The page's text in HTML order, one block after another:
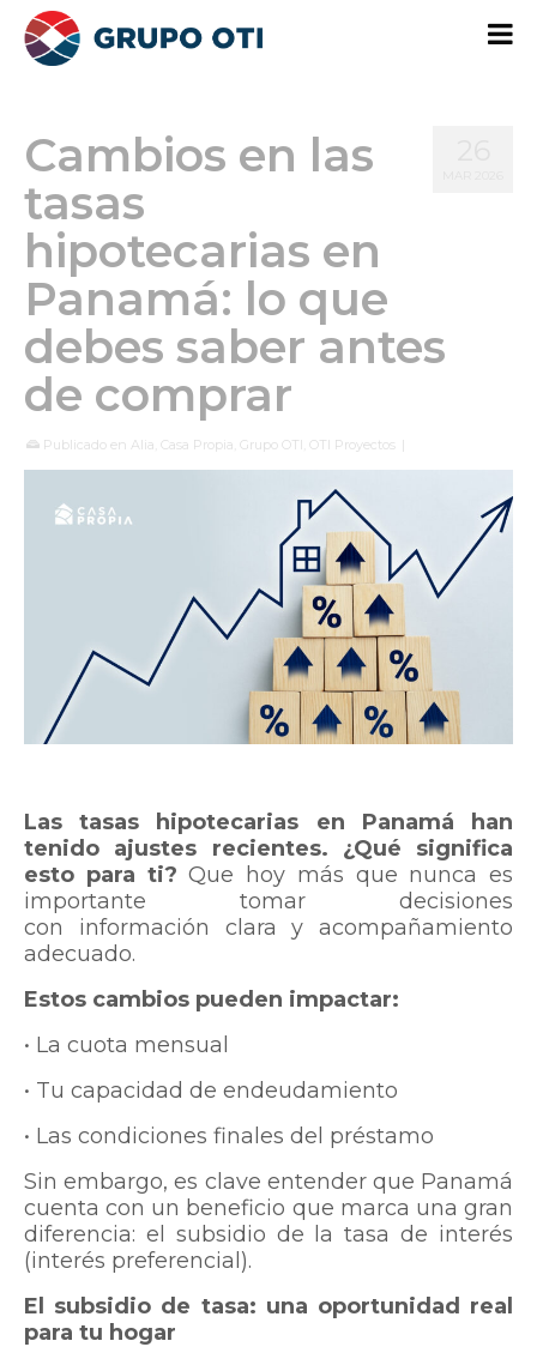
Cambios en las
tasas
hipotecarias en
Panamá: lo que
debes saber antes
de comprar
Publicado en Alia Casa Propia Grupo OTI OTI Proyectos |
Las tasas hipotecarias en Panamá han
tenido ajustes recientes. ¿Qué significa
esto para ti?Que hoy más que nunca es
importante tomar decisiones
con información clara y acompañamiento
adecuado.
Estos cambios pueden impactar:
• La cuota mensual
• Tu capacidad de endeudamiento
• Las condiciones finales del préstamo
Sin embargo, es clave entender que Panamá
cuenta con un beneficio que marca una gran
diferencia: el subsidio de la tasa de interés
(interés preferencial).
El subsidio de tasa: una oportunidad real
para tu hogar